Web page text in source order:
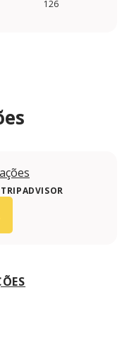
126